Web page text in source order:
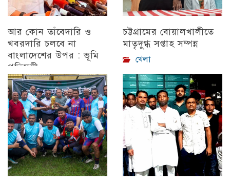
আর কোন তাঁবেদারি ও
খবরদারি চলবে না
বাংলাদেশের উপর : ভূমি
প্রতিমন্ত্রী
চট্টগ্রাম
চট্টগ্রামের বোয়ালখালীতে
মাতৃদুগ্ধ সপ্তাহ সম্পন্ন
খেলা